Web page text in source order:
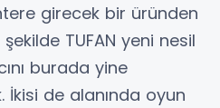
girecek bir üründen
TUFAN yeni nesil
burada yine
de alanında oyun